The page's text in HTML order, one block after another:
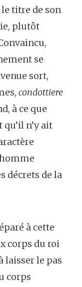
titre de son
plutôt
se
sort,
condottiere
à ce que
n’y ait
décrets de la
à cette
corps du roi
laisser le pas
corps